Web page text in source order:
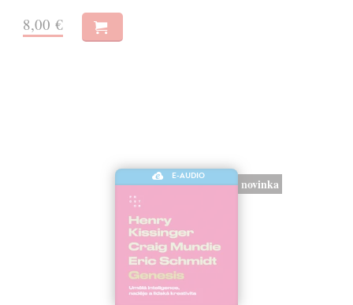
8,00 €
E-AUDIO
novinka